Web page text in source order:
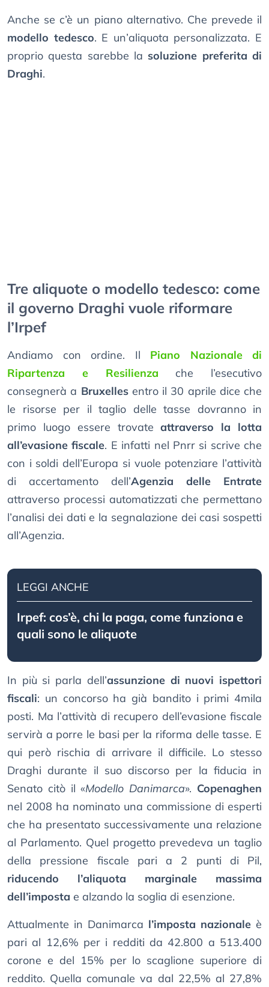
Anche se c’è un piano alternativo. Che prevede il
modello tedesco. E un’aliquota personalizzata. E
proprio questa sarebbe la soluzione preferita di
Draghi.
Tre aliquote o modello tedesco: come
il governo Draghi vuole riformare
l’Irpef
Andiamo con ordine. Il Piano Nazionale di
Ripartenza e Resilienza che l’esecutivo
consegnerà a Bruxelles entro il 30 aprile dice che
le risorse per il taglio delle tasse dovranno in
primo luogo essere trovateattraverso la lotta
all’evasione fiscale. E infatti nel Pnrr si scrive che
con i soldi dell’Europa si vuole potenziare l’attività
di accertamento dell’Agenzia delle Entrate
attraverso processi automatizzati che permettano
l’analisi dei dati e la segnalazione dei casi sospetti
all’Agenzia.
LEGGI ANCHE
Irpef: cos’è, chi la paga, come funziona e
quali sono le aliquote
In più si parla dell’assunzione di nuovi ispettori
fiscali: un concorso ha già bandito i primi 4mila
posti. Ma l’attività di recupero dell’evasione fiscale
servirà a porre le basi per la riforma delle tasse. E
qui però rischia di arrivare il difficile. Lo stesso
Draghi durante il suo discorso per la fiducia in
Senato citò il «Modello Danimarca». Copenaghen
nel 2008 ha nominato una commissione di esperti
che ha presentato successivamente una relazione
al Parlamento. Quel progetto prevedeva un taglio
della pressione fiscale pari a 2 punti di Pil,
riducendo l’aliquota marginale massima
dell’imposta e alzando la soglia di esenzione.
Attualmente in Danimarca l’imposta nazionale è
pari al 12,6% per i redditi da 42.800 a 513.400
corone e del 15% per lo scaglione superiore di
reddito. Quella comunale va dal 22,5% al 27,8%